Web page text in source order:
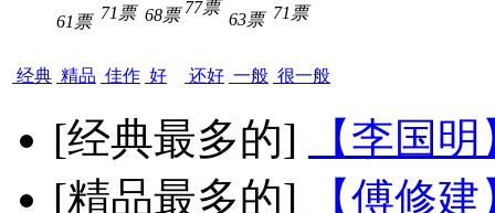
经典
61票
精品
71票
佳作
68票
好
77票
还好
63票
一般
71票
很一般
[经典最多的]
【李国
[精品最多的]
【傅修